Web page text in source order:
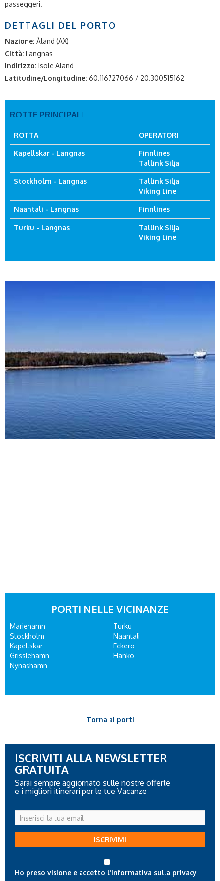
passeggeri.
DETTAGLI DEL PORTO
Nazione: Åland (AX)
Città: Langnas
Indirizzo: Isole Aland
Latitudine/Longitudine: 60.116727066 / 20.300515162
ROTTE PRINCIPALI
ROTTA OPERATORI
Kapellskar - Langnas
Finnlines
Tallink Silja
Stockholm - Langnas
Tallink Silja
Viking Line
Naantali - Langnas Finnlines
Turku - Langnas
Tallink Silja
Viking Line
PORTI NELLE VICINANZE
Mariehamn
Stockholm
Kapellskar
Grisslehamn
Nynashamn
Turku
Naantali
Eckero
Hanko
Torna ai porti
ISCRIVITI ALLA NEWSLETTER
GRATUITA
Sarai sempre aggiornato sulle nostre offerte
e i migliori itinerari per le tue Vacanze
Inserisci
la
tua
ISCRIVIMI
Ho preso visione e accetto l'informativa sulla privacy